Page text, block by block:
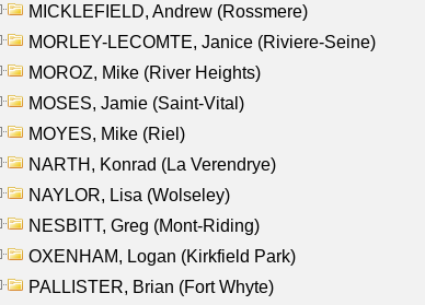
MICKLEFIELD, Andrew (Rossmere)
MORLEY-LECOMTE, Janice (Riviere-Seine)
MOROZ, Mike (River Heights)
MOSES, Jamie (Saint-Vital)
MOYES, Mike (Riel)
NARTH, Konrad (La Verendrye)
NAYLOR, Lisa (Wolseley)
NESBITT, Greg (Mont-Riding)
OXENHAM, Logan (Kirkfield Park)
PALLISTER, Brian (Fort Whyte)